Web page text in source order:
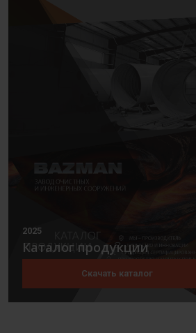
2025
Каталог продукции
Скачать каталог